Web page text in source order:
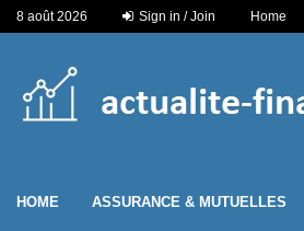
8 août 2026 Sign in / Join Home
HOME ASSURANCE & MUTUELLES